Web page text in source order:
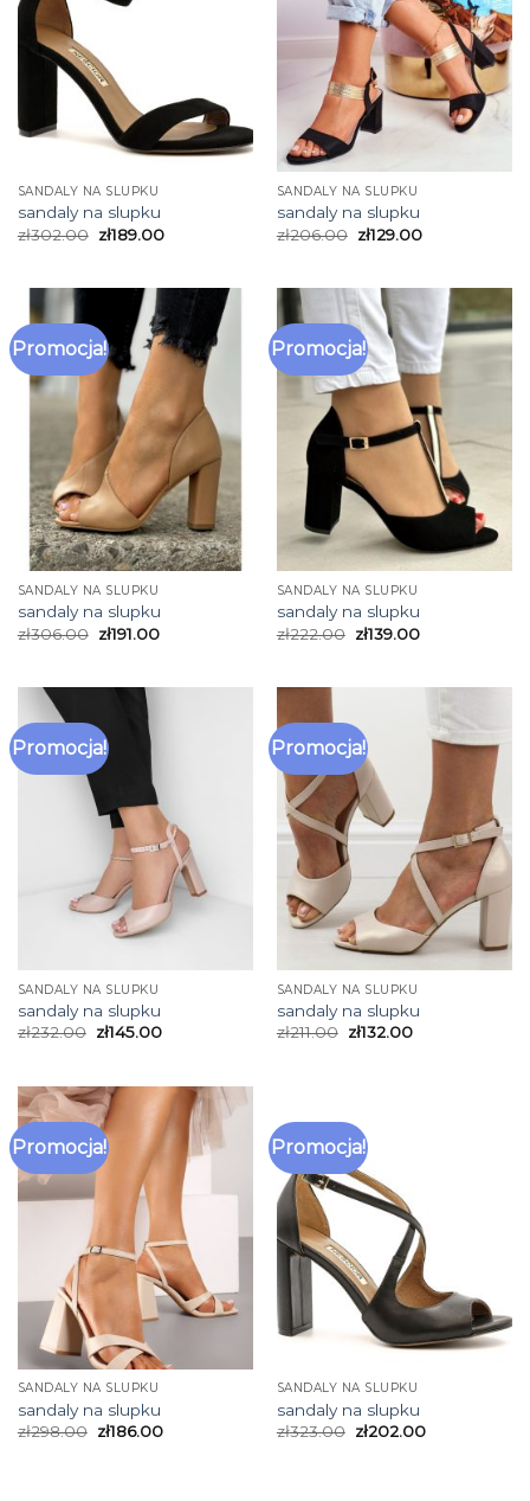
SANDALY NA SLUPKU
sandaly na slupku
zł302.00 zł189.00
SANDALY NA SLUPKU
sandaly na slupku
zł206.00 zł129.00
Promocja!
SANDALY NA SLUPKU
sandaly na slupku
zł306.00 zł191.00
Promocja!
SANDALY NA SLUPKU
sandaly na slupku
zł222.00 zł139.00
Promocja!
SANDALY NA SLUPKU
sandaly na slupku
zł232.00 zł145.00
Promocja!
SANDALY NA SLUPKU
sandaly na slupku
zł211.00 zł132.00
Promocja!
SANDALY NA SLUPKU
sandaly na slupku
zł298.00 zł186.00
Promocja!
SANDALY NA SLUPKU
sandaly na slupku
zł323.00 zł202.00